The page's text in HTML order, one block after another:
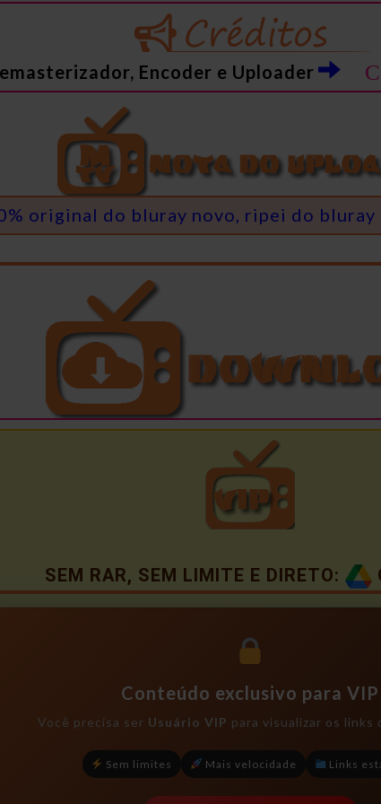
Encoder e Uploader
original do bluray novo, ripei do bluray
SEM RAR, SEM LIMITE E DIRETO:
Conteúdo exclusivo para VIP
Você precisa ser Usuário VIP para visualizar os links
Sem limites Mais velocidade Links